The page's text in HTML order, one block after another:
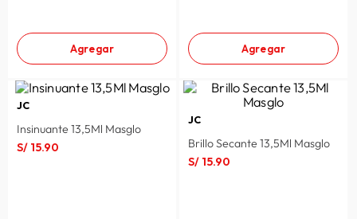
Agregar Agregar
JC
Insinuante 13,5Ml Masglo
S/ 15.90
JC
Brillo Secante 13,5Ml Masglo
S/ 15.90